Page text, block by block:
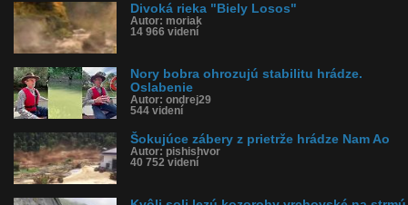
Divoká rieka "Biely Losos"
Autor: moriak
14 966 videní
Nory bobra ohrozujú stabilitu hrádze.
Oslabenie
Autor: ondrej29
544 videní
Šokujúce zábery z prietrže hrádze Nam Ao
Autor: pishishvor
40 752 videní